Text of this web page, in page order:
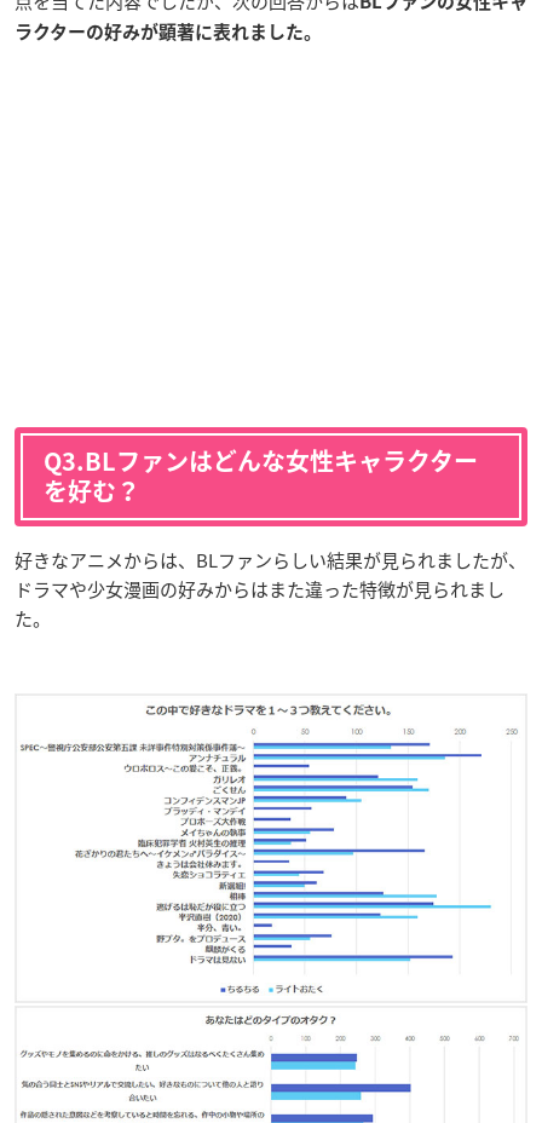
ラクターの好みが顕著に表れました。
Q3.BLファンはどんな女性キャラクター
を好む？
好きなアニメからは、BLファンらしい結果が見られましたが、
ドラマや少女漫画の好みからはまた違った特徴が見られまし
た。